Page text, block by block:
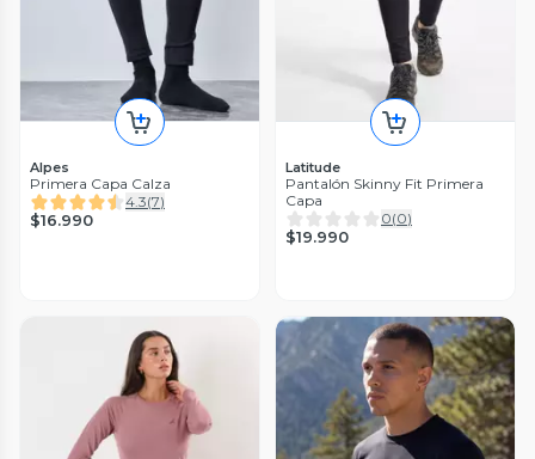
Alpes
Primera Capa Calza
4.3(7)
$16.990
Latitude
Pantalón Skinny Fit Primera
Capa
0(0)
$19.990